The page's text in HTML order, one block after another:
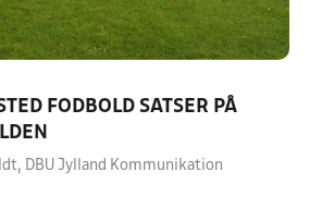
FODBOLD SATSER PÅ
DBU Jylland Kommunikation